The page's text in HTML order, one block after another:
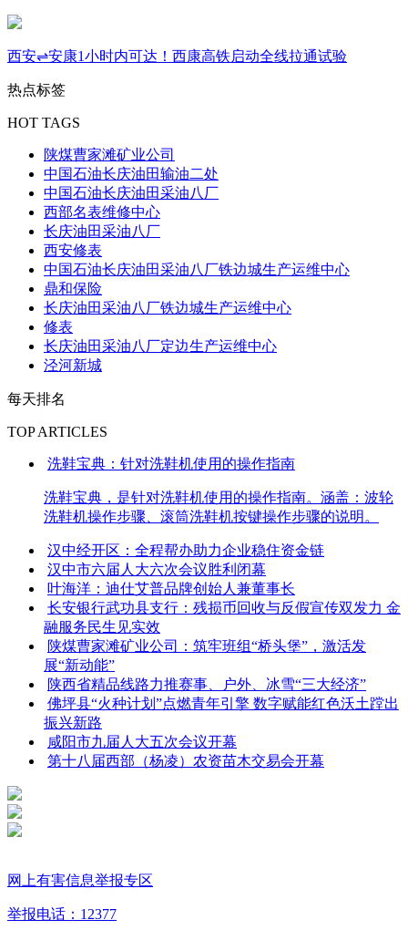
西安⇌安康1小时内可达！西康高铁启动全线拉通试验
热点标签
HOT TAGS
陕煤曹家滩矿业公司
中国石油长庆油田输油二处
中国石油长庆油田采油八厂
西部名表维修中心
长庆油田采油八厂
西安修表
中国石油长庆油田采油八厂铁边城生产运维中心
鼎和保险
长庆油田采油八厂铁边城生产运维中心
修表
长庆油田采油八厂定边生产运维中心
泾河新城
每天排名
TOP ARTICLES
洗鞋宝典：针对洗鞋机使用的操作指南
洗鞋宝典，是针对洗鞋机使用的操作指南。涵盖：波轮
洗鞋机操作步骤、滚筒洗鞋机按键操作步骤的说明。
汉中经开区：全程帮办助力企业稳住资金链
汉中市六届人大六次会议胜利闭幕
叶海洋：迪仕艾普品牌创始人兼董事长
长安银行武功县支行：残损币回收与反假宣传双发力 金
融服务民生见实效
陕煤曹家滩矿业公司：筑牢班组“桥头堡”，激活发
展“新动能”
陕西省精品线路力推赛事、户外、冰雪“三大经济”
佛坪县“火种计划”点燃青年引擎 数字赋能红色沃土蹚出
振兴新路
咸阳市九届人大五次会议开幕
第十八届西部（杨凌）农资苗木交易会开幕
网上有害信息举报专区
举报电话：12377